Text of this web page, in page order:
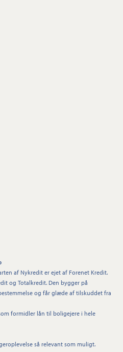
af Nykredit er ejet af Forenet Kredit.
og Totalkredit. Den bygger på
og får glæde af tilskuddet fra
formidler lån til boligejere i hele
så relevant som muligt.